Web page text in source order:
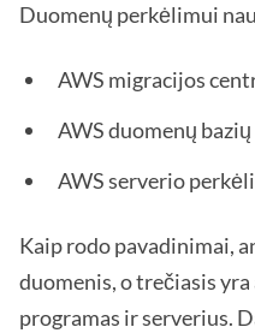
Duomenų perkėlimui
AWS migracijos
AWS duomenų
AWS serverio
Kaip rodo pavadinimai,
duomenis, o trečiasis
programas ir serverius.